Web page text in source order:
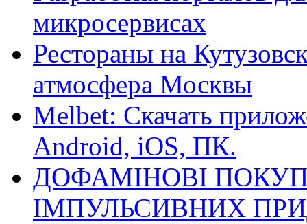
микросервисах
Рестораны на
атмосфера Москвы
Melbet: Скачать
Android, iOS, ПК.
ДОФАМІНОВІ
ІМПУЛЬСИВНИХ